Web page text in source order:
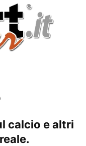
calcio e altri